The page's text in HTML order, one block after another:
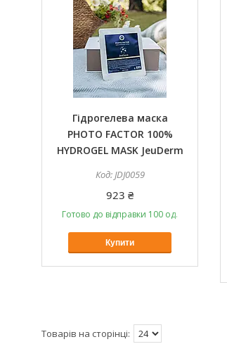
Гідрогелева маска
PHOTO FACTOR 100%
HYDROGEL MASK JeuDerm
JDJ0059
923 ₴
Готово до відправки 100 од.
Купити